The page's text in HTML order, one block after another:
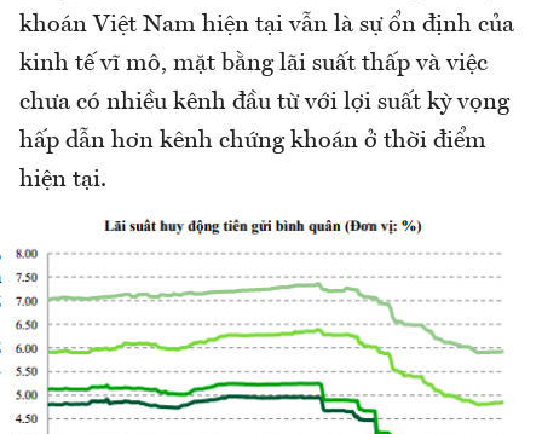
khoán Việt Nam hiện tại vẫn là sự ổn định của
kinh tế vĩ mô, mặt bằng lãi suất thấp và việc
chưa có nhiều kênh đầu từ với lợi suất kỳ vọng
hấp dẫn hơn kênh chứng khoán ở thời điểm
hiện tại.